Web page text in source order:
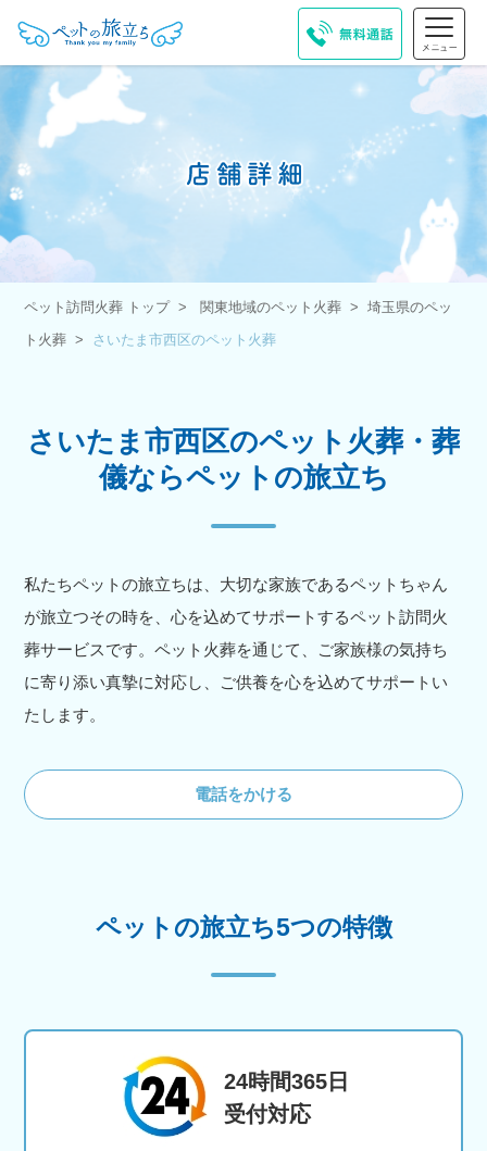
ペット訪問火葬 トップ 関東地域のペット火葬
埼玉県のペッ
ト火葬
さいたま市西区のペット火葬
さいたま市西区のペット火葬・葬
儀ならペットの旅立ち
私たちペットの旅立ちは、大切な家族であるペットちゃん
が旅立つその時を、心を込めてサポートするペット訪問火
葬サービスです。ペット火葬を通じて、ご家族様の気持ち
に寄り添い真摯に対応し、ご供養を心を込めてサポートい
たします。
電話をかける
ペットの旅立ち5つの特徴
24時間365日
受付対応